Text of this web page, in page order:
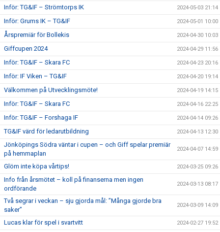
Inför: TG&IF – Strömtorps IK 2024-05-03 21:14
Inför: Grums IK – TG&IF 2024-05-01 10:00
Årspremiär för Bollekis 2024-04-30 10:03
Giffcupen 2024 2024-04-29 11:56
Inför: TG&IF – Skara FC 2024-04-23 20:16
Inför: IF Viken – TG&IF 2024-04-20 19:14
Välkommen på Utvecklingsmöte! 2024-04-19 14:15
Inför: TG&IF – Skara FC 2024-04-16 22:25
Inför: TG&IF – Forshaga IF 2024-04-14 09:26
TG&IF värd för ledarutbildning 2024-04-13 12:30
Jönköpings Södra väntar i cupen – och Giff spelar premiär
på hemmaplan
2024-04-07 14:59
Glöm inte köpa vårtips! 2024-03-25 09:26
Info från årsmötet – koll på finanserna men ingen
ordförande
2024-03-13 08:17
Två segrar i veckan – sju gjorda mål: ”Många gjorde bra
saker”
2024-03-09 14:09
Lucas klar för spel i svartvitt 2024-02-27 19:52